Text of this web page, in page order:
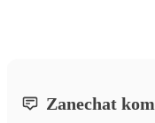
Zanechat